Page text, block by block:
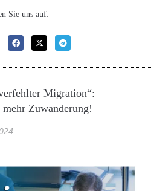
Sie uns auf:
Migration“:
Zuwanderung!